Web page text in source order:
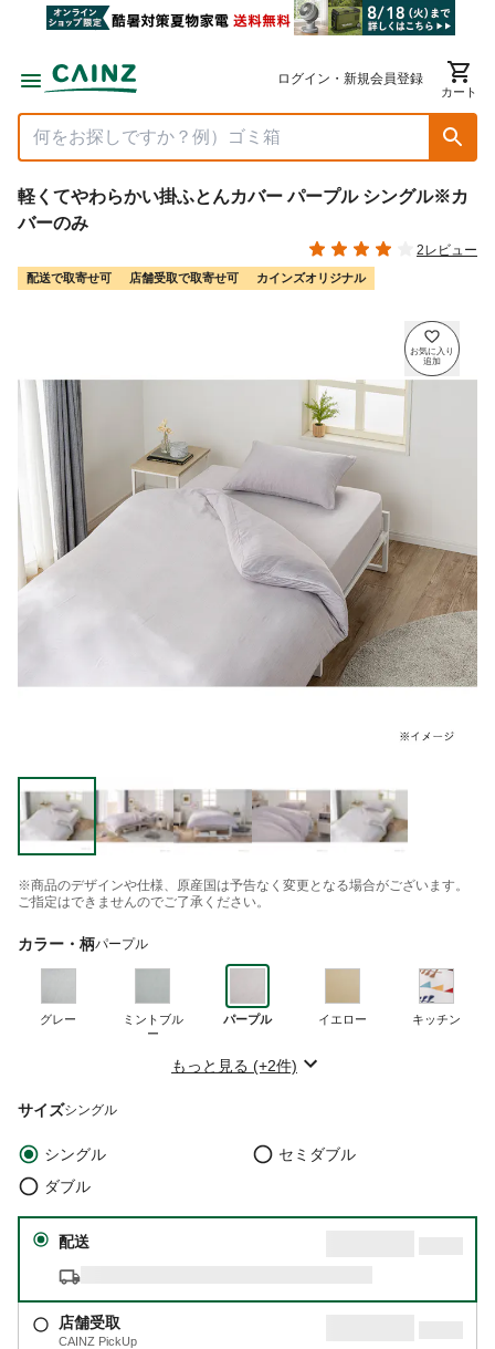
ログイン・新規会員登録
カート
軽くてやわらかい掛ふとんカバー パープル シングル※カ
バーのみ
2レビュー
配送で取寄せ可 店舗受取で取寄せ可 カインズオリジナル
※商品のデザインや仕様、原産国は予告なく変更となる場合がございます。
ご指定はできませんのでご了承ください。
カラー・柄パープル
グレー
ミントブル
ー
パープル イエロー キッチン
もっと見る (+2件)
サイズシングル
シングル
セミダブル
ダブル
配送
店舗受取
CAINZ PickUp